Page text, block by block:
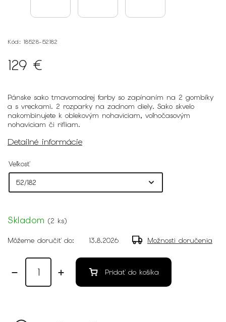
Kód: 18528-52182
129 €
Pánske sako tmavomodrej farby so zapínaním na 2 gombíky
a s vreckami. 2 rozparky na zadnom diely. Sako skvelo
nakombinujete k oblekovým nohaviciam, voľnočasovým
nohaviciam či rifliam.
Detailné informácie
Veľkosť
Skladom (2 ks)
Môžeme doručiť do: 13.8.2026 Možnosti doručenia
Pridať do košíka